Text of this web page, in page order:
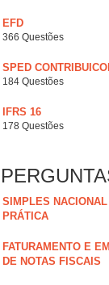
EFD
366 Questões
SPED
184 Questões
IFRS 16
178 Questões
SIMPLES
PRÁTICA
FATURAMENTO E
DE NOTAS FISCAIS